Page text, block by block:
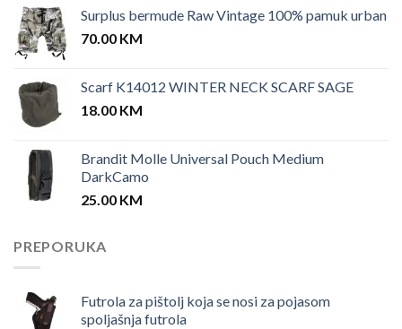
Surplus bermude Raw Vintage 100% pamuk urban
70.00 KM
Scarf K14012 WINTER NECK SCARF SAGE
18.00 KM
Brandit Molle Universal Pouch Medium
DarkCamo
25.00 KM
PREPORUKA
Futrola za pištolj koja se nosi za pojasom
spoljašnja futrola